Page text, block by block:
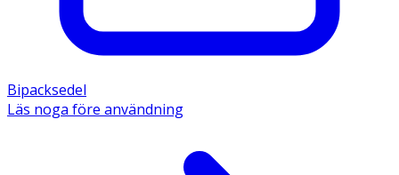
Bipacksedel
Läs noga före användning